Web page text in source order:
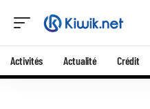
Activités Actualité Crédit